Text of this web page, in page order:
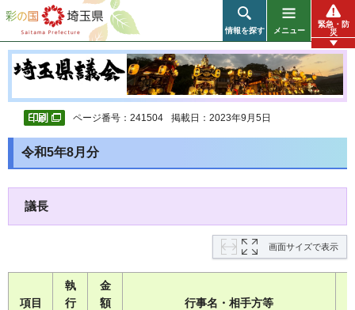
彩の国 埼玉県
情報を探す メニュー
緊急・防
災
ページ番号：241504 掲載日：2023年9月5日
令和5年8月分
議長
画面サイズで表示
項目
執
行
金
額
行事名・相手方等